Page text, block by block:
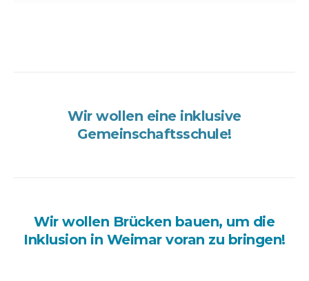
Wir wollen eine inklusive
Gemeinschaftsschule!
Wir wollen Brücken bauen, um die
Inklusion in Weimar voran zu bringen!